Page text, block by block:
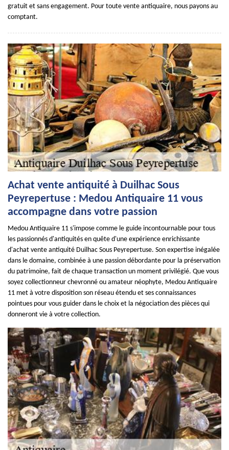
gratuit et sans engagement. Pour toute vente antiquaire, nous payons au
comptant.
Achat vente antiquité à Duilhac Sous
Peyrepertuse : Medou Antiquaire 11 vous
accompagne dans votre passion
Medou Antiquaire 11 s'impose comme le guide incontournable pour tous
les passionnés d'antiquités en quête d'une expérience enrichissante
d'achat vente antiquité Duilhac Sous Peyrepertuse. Son expertise inégalée
dans le domaine, combinée à une passion débordante pour la préservation
du patrimoine, fait de chaque transaction un moment privilégié. Que vous
soyez collectionneur chevronné ou amateur néophyte, Medou Antiquaire
11 met à votre disposition son réseau étendu et ses connaissances
pointues pour vous guider dans le choix et la négociation des pièces qui
donneront vie à votre collection.